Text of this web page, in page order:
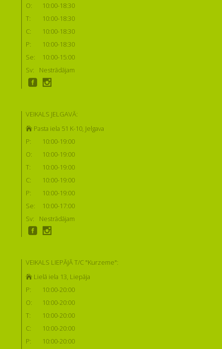
O:
10:00-18:30
T:
10:00-18:30
C:
10:00-18:30
P:
10:00-18:30
Se:
10:00-15:00
Sv:
Nestrādājam
VEIKALS JELGAVĀ:
Pasta iela 51 K-10, Jelgava
P:
10:00-19:00
O:
10:00-19:00
T:
10:00-19:00
C:
10:00-19:00
P:
10:00-19:00
Se:
10:00-17:00
Sv:
Nestrādājam
VEIKALS LIEPĀJĀ T/C "Kurzeme":
Lielā iela 13, Liepāja
P:
10:00-20:00
O:
10:00-20:00
T:
10:00-20:00
C:
10:00-20:00
P:
10:00-20:00